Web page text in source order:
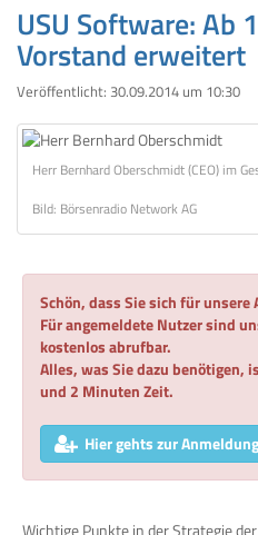
USU Software: Ab
Vorstand erweitert
Veröffentlicht: 30.09.2014 um 10:30
Herr Bernhard Oberschmidt (CEO) im
Bild: Börsenradio Network AG
Schön, dass Sie sich für
Für angemeldete Nutzer sind
kostenlos abrufbar.
Alles, was Sie dazu benötigen,
und 2 Minuten Zeit.
Hier gehts zur
Wichtige Punkte in der Strategie